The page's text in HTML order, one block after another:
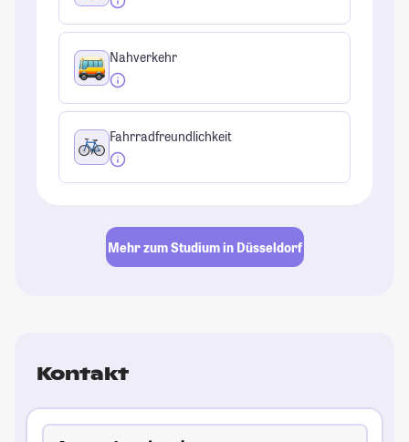
Nahverkehr
Fahrradfreundlichkeit
Mehr zum Studium in Düsseldorf
Kontakt